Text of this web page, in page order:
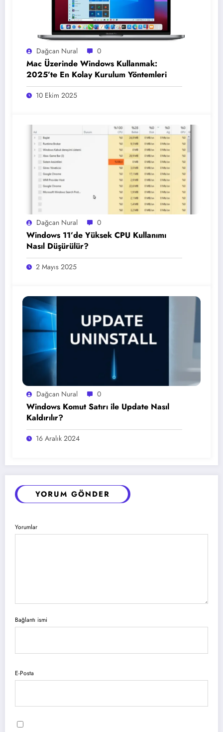
Dağcan Nural 0
Mac Üzerinde Windows Kullanmak:
2025’te En Kolay Kurulum Yöntemleri
10 Ekim 2025
Dağcan Nural 0
Windows 11’de Yüksek CPU Kullanımı
Nasıl Düşürülür?
2 Mayıs 2025
Dağcan Nural 0
Windows Komut Satırı ile Update Nasıl
Kaldırılır?
16 Aralık 2024
YORUM GÖNDER
Yorumlar
Bağlantı ismi
E-Posta